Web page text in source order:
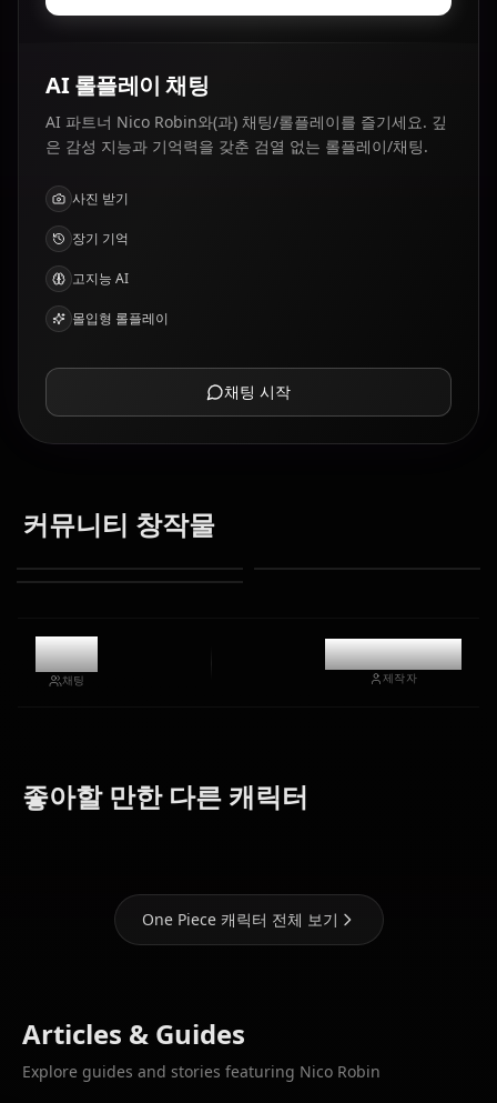
AI 롤플레이 채팅
AI 파트너 Nico Robin와(과) 채팅/롤플레이를 즐기세요. 깊
은 감성 지능과 기억력을 갖춘 검열 없는 롤플레이/채팅.
사진 받기
장기 기억
고지능 AI
몰입형 롤플레이
채팅 시작
커뮤니티 창작물
2.8k
채팅
@kinayymon
제작자
좋아할 만한 다른 캐릭터
Nami (One
Yamato
One Piece 캐릭터 전체 보기
Articles & Guides
Explore guides and stories featuring Nico Robin